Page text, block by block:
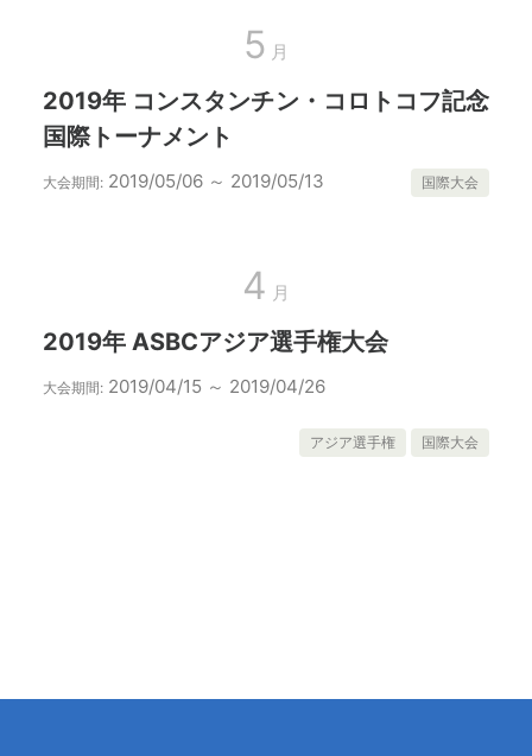
5 月
2019年 コンスタンチン・コロトコフ記念
国際トーナメント
大会期間: 2019/05/06 ～ 2019/05/13 国際大会
4 月
2019年 ASBCアジア選手権大会
大会期間: 2019/04/15 ～ 2019/04/26
アジア選手権 国際大会